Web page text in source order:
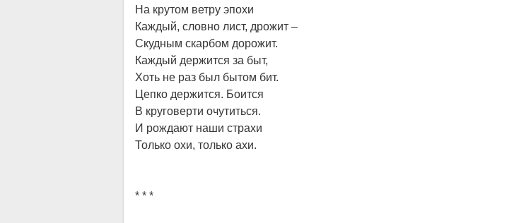
На крутом ветру эпохи
Каждый, словно лист, дрожит –
Скудным скарбом дорожит.
Каждый держится за быт,
Хоть не раз был бытом бит.
Цепко держится. Боится
В круговерти очутиться.
И рождают наши страхи
Только охи, только ахи.
* * *